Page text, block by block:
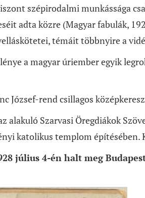
szépirodalmi munkássága
adta közre (Magyar fabulák,
témáit többnyire a
a magyar úriember egyik
József-rend csillagos
alakuló Szarvasi Öregdiákok
katolikus templom
július 4-én halt meg